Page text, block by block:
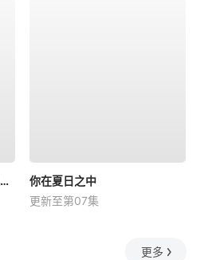
大追踪〜警视厅SSBC强行犯系〜第二季
你在夏日之中
更新至第07集
更多